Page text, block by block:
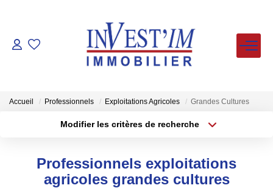
ACHETER
LOUER
ESTIMER
Accueil Professionnels Exploitations Agricoles Grandes Cultures
Modifier les critères de recherche
Sélectionnez...
Type de bien
Surface min
Professionnels exploitations
agricoles grandes cultures